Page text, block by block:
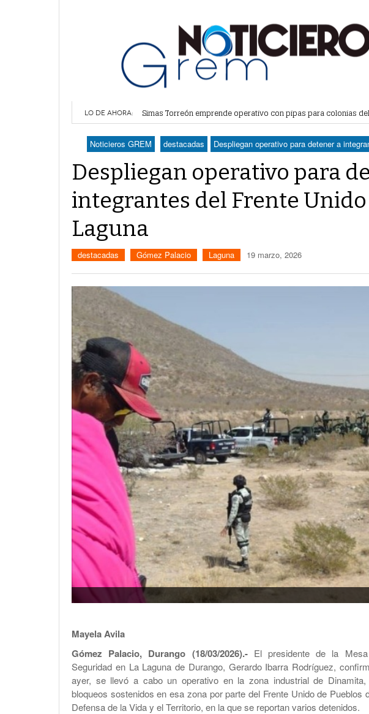
LO DE AHORA: Algodoneros barre a Saltillo y asegura su lugar en Playoffs-
Arranca Betzabé Martínez obra de colector Casa Blanca- hace
Alertan por plaga de garrapatas en Villa Zaragoza de Torreón-
Cabildo aprueba fecha y recinto para primer informe de la
Noticieros GREM destacadas Despliegan operativo para detener a
Despliegan operativo para
integrantes del Frente Unido
Laguna
destacadas Gómez Palacio Laguna 19 marzo, 2026
Mayela Avila
Gómez Palacio, Durango (18/03/2026).-El presidente de la Mesa
Seguridad en La Laguna de Durango, Gerardo Ibarra Rodríguez,
ayer, se llevó a cabo un operativo en la zona industrial de
bloqueos sostenidos en esa zona por parte del Frente Unido de Pueblos
Defensa de la Vida y el Territorio, en la que se reportan varios detenidos.